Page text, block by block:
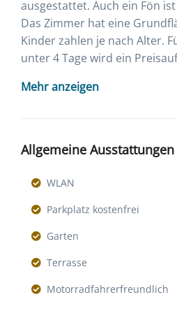
ausgestattet. Auch ein Fön
Das Zimmer hat eine
Kinder zahlen je nach Alter.
unter 4 Tage wird ein
Mehr anzeigen
Allgemeine Ausstattungen
WLAN
Parkplatz kostenfrei
Garten
Terrasse
Motorradfahrerfreundlich